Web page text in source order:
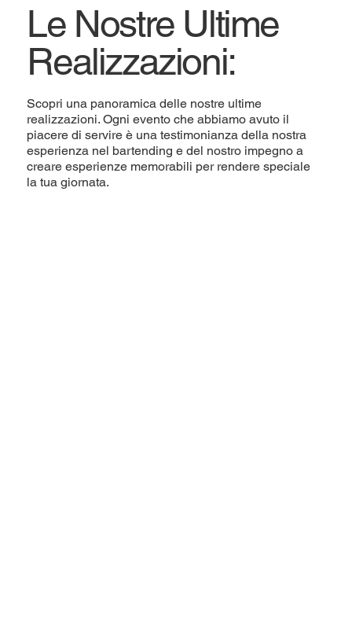
Le Nostre Ultime
Realizzazioni:
Scopri una panoramica delle nostre ultime
realizzazioni. Ogni evento che abbiamo avuto il
piacere di servire è una testimonianza della nostra
esperienza nel bartending e del nostro impegno a
creare esperienze memorabili per rendere speciale
la tua giornata.